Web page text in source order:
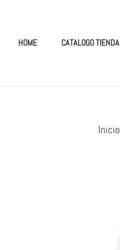
HOME CATALOGO TIENDA
Inicio